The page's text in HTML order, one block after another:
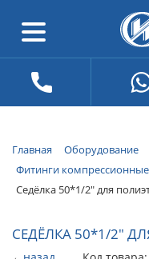
Главная Оборудование
Фитинги компрессионные
Седёлка 50*1/2" для
СЕДЁЛКА 50*1/2"